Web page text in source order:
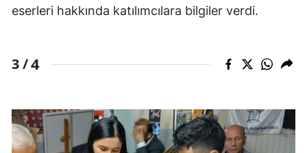
eserleri hakkında katılımcılara bilgiler verdi.
3 /4